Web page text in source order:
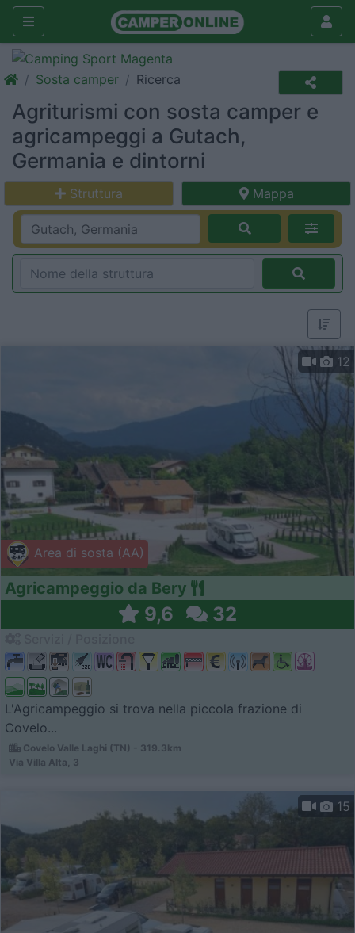
Sosta camper Ricerca
Agriturismi con sosta camper e
agricampeggi a Gutach,
Germania e dintorni
Struttura Mappa
Area di sosta (AA)
12
Agricampeggio da Bery
9,6 32
L'Agricampeggio si trova nella piccola frazione di
Covelo...
Covelo Valle Laghi (TN) - 319.3km
Via Villa Alta, 3
15